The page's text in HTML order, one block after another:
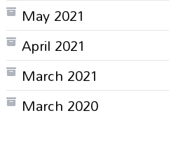
May 2021
April 2021
March 2021
March 2020